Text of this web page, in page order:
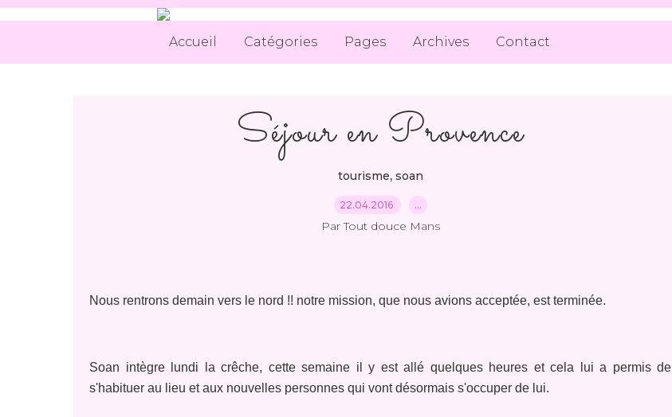
Accueil Catégories Pages Archives Contact
Séjour en Provence
tourisme, soan
22.04.2016 …
Par Tout douce Mans
Nous rentrons demain vers le nord !! notre mission, que nous avions acceptée, est terminée.
Soan intègre lundi la crêche, cette semaine il y est allé quelques heures et cela lui a permis de
s'habituer au lieu et aux nouvelles personnes qui vont désormais s'occuper de lui.